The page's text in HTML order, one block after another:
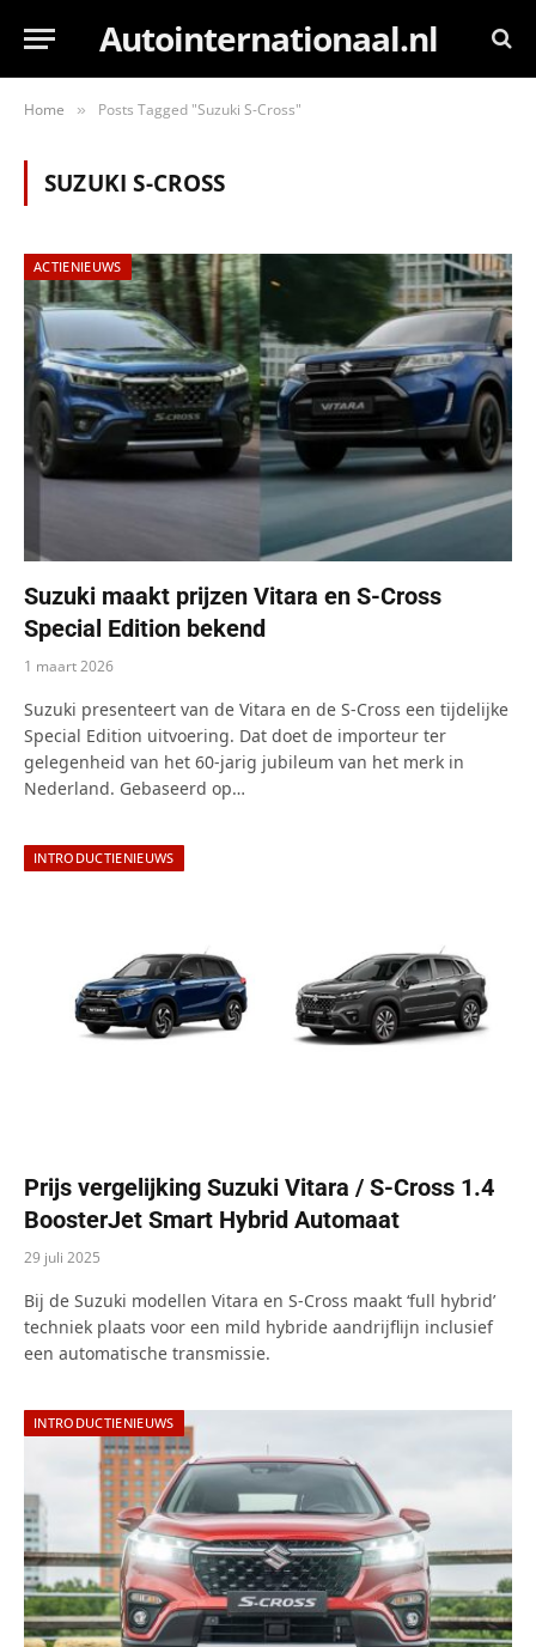
Autointernationaal.nl
Home » Posts Tagged "Suzuki S-Cross"
SUZUKI S-CROSS
ACTIENIEUWS
Suzuki maakt prijzen Vitara en S-Cross
Special Edition bekend
1 maart 2026
Suzuki presenteert van de Vitara en de S-Cross een tijdelijke
Special Edition uitvoering. Dat doet de importeur ter
gelegenheid van het 60-jarig jubileum van het merk in
Nederland. Gebaseerd op…
INTRODUCTIENIEUWS
Prijs vergelijking Suzuki Vitara / S-Cross 1.4
BoosterJet Smart Hybrid Automaat
29 juli 2025
Bij de Suzuki modellen Vitara en S-Cross maakt ‘full hybrid’
techniek plaats voor een mild hybride aandrijflijn inclusief
een automatische transmissie.
INTRODUCTIENIEUWS